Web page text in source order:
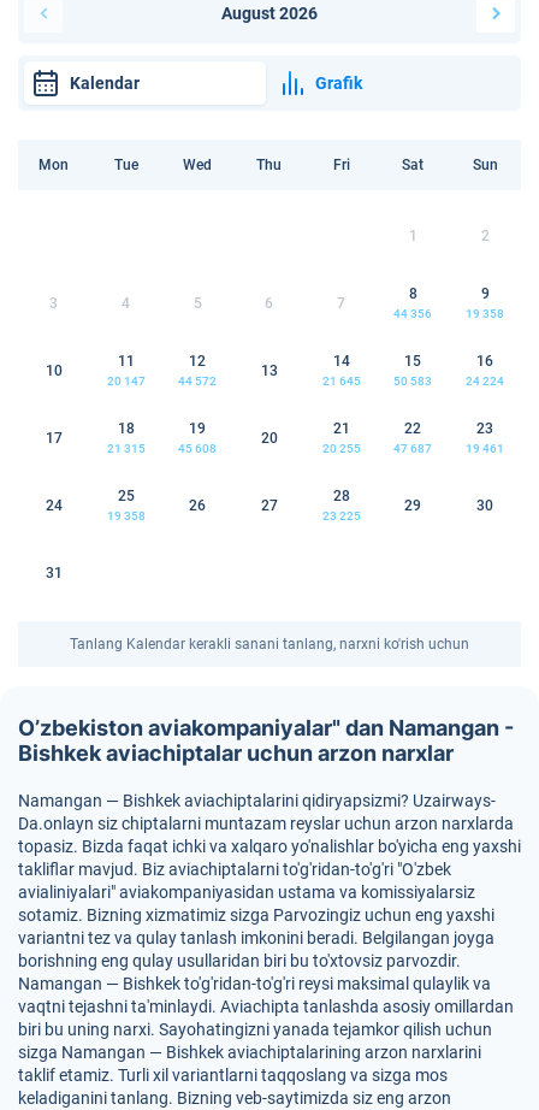
August 2026
Kalendar Grafik
Mon Tue Wed Thu Fri Sat Sun
1 2
3 4 5 6 7
8
44 356
9
19 358
10
11
20 147
12
44 572
13
14
21 645
15
50 583
16
24 224
17
18
21 315
19
45 608
20
21
20 255
22
47 687
23
19 461
24
25
19 358
26 27
28
23 225
29 30
31
Tanlang Kalendar kerakli sanani tanlang, narxni ko'rish uchun
O’zbekiston aviakompaniyalar" dan Namangan -
Bishkek aviachiptalar uchun arzon narxlar
Namangan — Bishkek aviachiptalarini qidiryapsizmi? Uzairways-
Da.onlayn siz chiptalarni muntazam reyslar uchun arzon narxlarda
topasiz. Bizda faqat ichki va xalqaro yo'nalishlar bo'yicha eng yaxshi
takliflar mavjud. Biz aviachiptalarni to'g'ridan-to'g'ri "O'zbek
avialiniyalari" aviakompaniyasidan ustama va komissiyalarsiz
sotamiz. Bizning xizmatimiz sizga Parvozingiz uchun eng yaxshi
variantni tez va qulay tanlash imkonini beradi. Belgilangan joyga
borishning eng qulay usullaridan biri bu to'xtovsiz parvozdir.
Namangan — Bishkek to'g'ridan-to'g'ri reysi maksimal qulaylik va
vaqtni tejashni ta'minlaydi. Aviachipta tanlashda asosiy omillardan
biri bu uning narxi. Sayohatingizni yanada tejamkor qilish uchun
sizga Namangan — Bishkek aviachiptalarining arzon narxlarini
taklif etamiz. Turli xil variantlarni taqqoslang va sizga mos
keladiganini tanlang. Bizning veb-saytimizda siz eng arzon